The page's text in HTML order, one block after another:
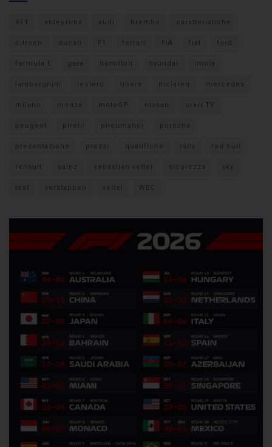
#F1 anteprima audi brembo caratteristiche
citroen ducati F1 ferrari FIA fiat ford
formula E gara hamilton hyundai imola
lamborghini leclerc libere mclaren mercedes
milano monza motoGP nissan orari TV
peugeot pirelli pneumatici porsche
presentazione prezzi qualifiche rally red bull
renault sainz sebastian vettel sicurezza sky
test verstappen vettel WEC